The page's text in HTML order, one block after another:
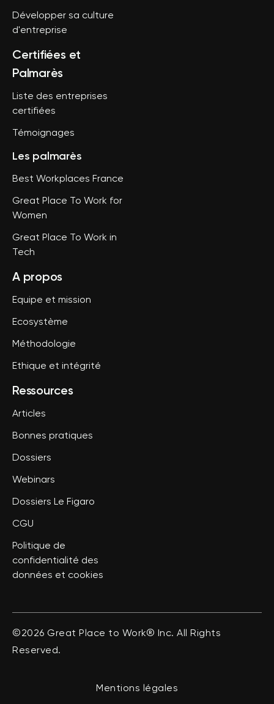
Développer sa culture
d'entreprise
Certifiées et
Palmarès
Liste des entreprises
certifiées
Témoignages
Les palmarès
Best Workplaces France
Great Place To Work for
Women
Great Place To Work in
Tech
A propos
Equipe et mission
Ecosystème
Méthodologie
Ethique et intégrité
Ressources
Articles
Bonnes pratiques
Dossiers
Webinars
Dossiers Le Figaro
CGU
Politique de
confidentialité des
données et cookies
©2026 Great Place to Work® Inc. All Rights
Reserved.
Mentions légales